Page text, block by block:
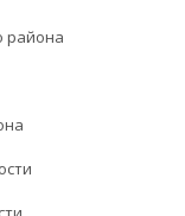
района